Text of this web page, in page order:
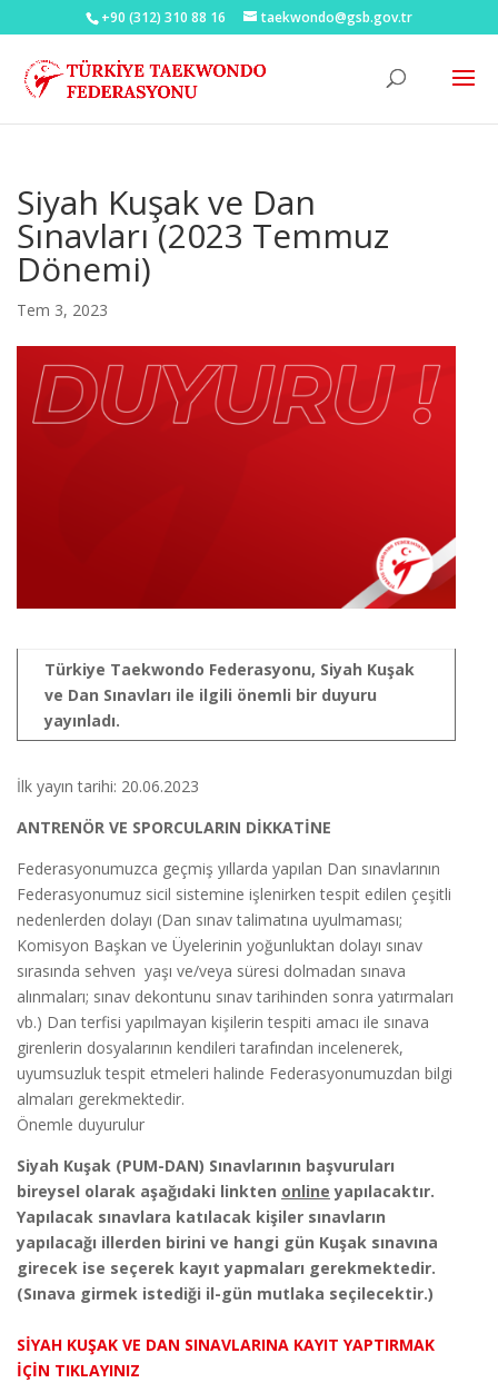
+90 (312) 310 88 16 taekwondo@gsb.gov.tr
Siyah Kuşak ve Dan
Sınavları (2023 Temmuz
Dönemi)
Tem 3, 2023
Türkiye Taekwondo Federasyonu, Siyah Kuşak
ve Dan Sınavları ile ilgili önemli bir duyuru
yayınladı.
İlk yayın tarihi: 20.06.2023
ANTRENÖR VE SPORCULARIN DİKKATİNE
Federasyonumuzca geçmiş yıllarda yapılan Dan sınavlarının
Federasyonumuz sicil sistemine işlenirken tespit edilen çeşitli
nedenlerden dolayı (Dan sınav talimatına uyulmaması;
Komisyon Başkan ve Üyelerinin yoğunluktan dolayı sınav
sırasında sehven yaşı ve/veya süresi dolmadan sınava
alınmaları; sınav dekontunu sınav tarihinden sonra yatırmaları
vb.) Dan terfisi yapılmayan kişilerin tespiti amacı ile sınava
girenlerin dosyalarının kendileri tarafından incelenerek,
uyumsuzluk tespit etmeleri halinde Federasyonumuzdan bilgi
almaları gerekmektedir.
Önemle duyurulur
Siyah Kuşak (PUM-DAN) Sınavlarının başvuruları
bireysel olarak aşağıdaki linkten online yapılacaktır.
Yapılacak sınavlara katılacak kişiler sınavların
yapılacağı illerden birini ve hangi gün Kuşak sınavına
girecek ise seçerek kayıt yapmaları gerekmektedir.
(Sınava girmek istediği il-gün mutlaka seçilecektir.)
SİYAH KUŞAK VE DAN SINAVLARINA KAYIT YAPTIRMAK
İÇİN TIKLAYINIZ